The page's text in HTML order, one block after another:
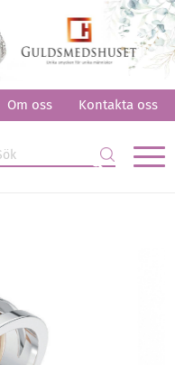
Om oss Kontakta oss